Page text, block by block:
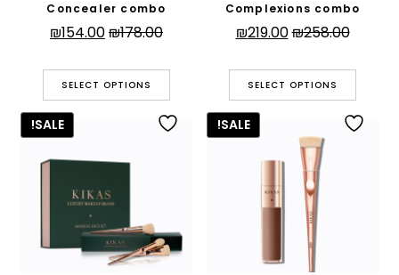
Complexions combo
₪258.00
המחיר
היה:
₪258.00.
₪219.00
הוא:
₪219.00.
SELECT OPTIONS
Concealer combo
₪178.00
המחיר
היה:
₪178.00.
₪154.00
הוא:
SELECT OPTIONS
SALE!
SALE!